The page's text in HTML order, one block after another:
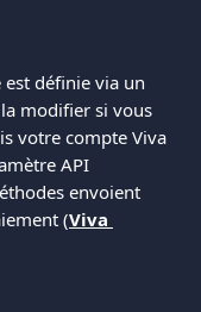
définie via un
la modifier si vous
votre compte Viva
API
envoient
(Viva